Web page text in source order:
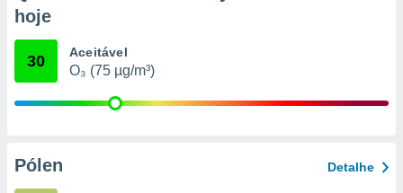
qual se
tal,
ou opor-
qualquer
hoje
30 Aceitável
O₃ (75 µg/m³)
Pólen Detalhe